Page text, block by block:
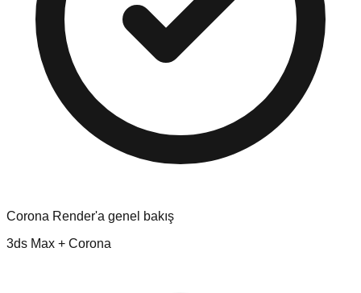
Corona Render'a genel bakış
3ds Max + Corona